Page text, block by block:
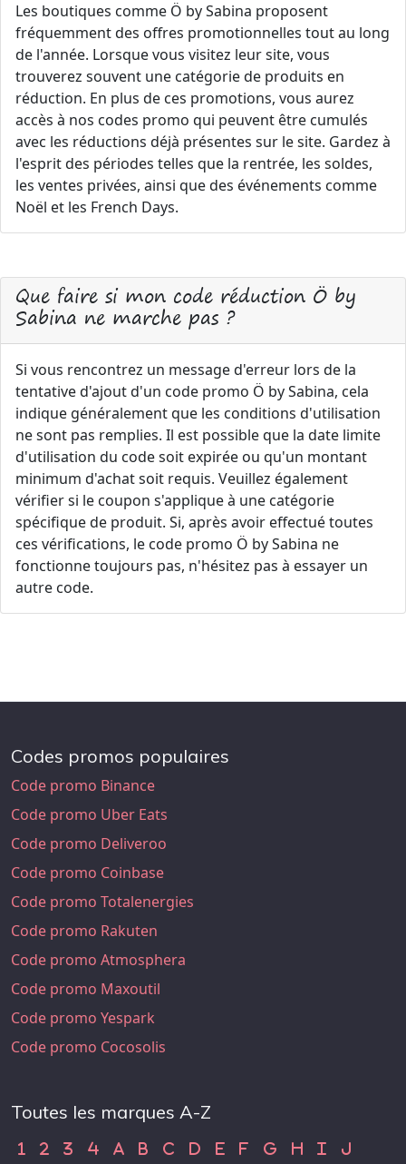
Les boutiques comme Ö by Sabina proposent
fréquemment des offres promotionnelles tout au long
de l'année. Lorsque vous visitez leur site, vous
trouverez souvent une catégorie de produits en
réduction. En plus de ces promotions, vous aurez
accès à nos codes promo qui peuvent être cumulés
avec les réductions déjà présentes sur le site. Gardez à
l'esprit des périodes telles que la rentrée, les soldes,
les ventes privées, ainsi que des événements comme
Noël et les French Days.
Que faire si mon code réduction Ö by
Sabina ne marche pas ?
Si vous rencontrez un message d'erreur lors de la
tentative d'ajout d'un code promo Ö by Sabina, cela
indique généralement que les conditions d'utilisation
ne sont pas remplies. Il est possible que la date limite
d'utilisation du code soit expirée ou qu'un montant
minimum d'achat soit requis. Veuillez également
vérifier si le coupon s'applique à une catégorie
spécifique de produit. Si, après avoir effectué toutes
ces vérifications, le code promo Ö by Sabina ne
fonctionne toujours pas, n'hésitez pas à essayer un
autre code.
Codes promos populaires
Code promo Binance
Code promo Uber Eats
Code promo Deliveroo
Code promo Coinbase
Code promo Totalenergies
Code promo Rakuten
Code promo Atmosphera
Code promo Maxoutil
Code promo Yespark
Code promo Cocosolis
Toutes les marques A-Z
1 Code Promo 1
2 Code Promo 2
3 Code Promo 3
4Code Promo 4
ACode Promo A
B Code Promo B
C Code Promo C
D Code Promo D
ECode Promo E
FCode Promo F
G Code Promo G
HCode Promo H
ICode
J